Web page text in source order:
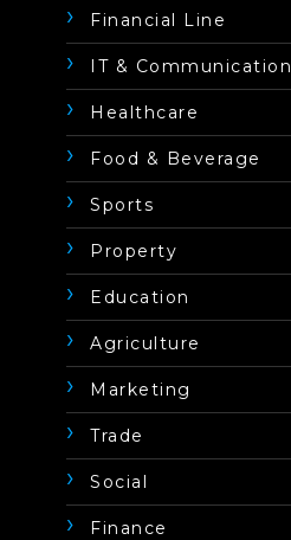
Financial Line
IT & Communication
Healthcare
Food & Beverage
Sports
Property
Education
Agriculture
Marketing
Trade
Social
Finance